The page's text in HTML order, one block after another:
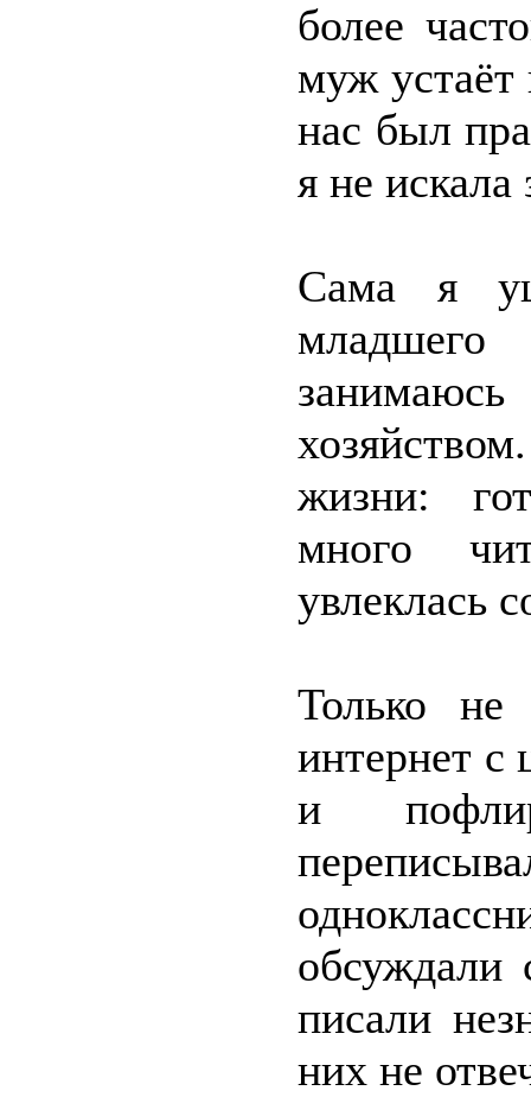
более
муж устаёт
нас был
я не
Сама я
жизни:
много
увлеклась
Только
интернет с
и
писали
них не